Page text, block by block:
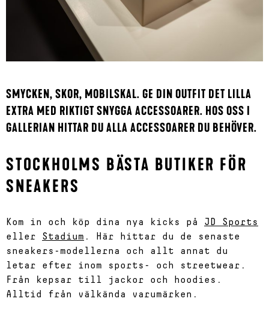
SMYCKEN, SKOR, MOBILSKAL. GE DIN OUTFIT DET LILLA
EXTRA MED RIKTIGT SNYGGA ACCESSOARER. HOS OSS I
GALLERIAN HITTAR DU ALLA ACCESSOARER DU BEHÖVER.
STOCKHOLMS BÄSTA BUTIKER FÖR
SNEAKERS
Kom in och köp dina nya kicks på JD Sports
eller Stadium . Här hittar du de senaste
sneakers-modellerna och allt annat du
letar efter inom sports- och streetwear.
Från kepsar till jackor och hoodies.
Alltid från välkända varumärken.